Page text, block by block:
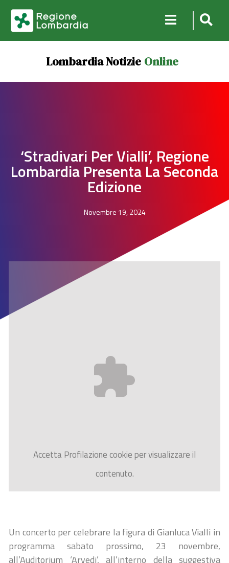
Lombardia Notizie Online
‘Stradivari Per Vialli’, Regione
Lombardia Presenta La Seconda
Edizione
Novembre 19, 2024
AccettaProfilazionecookie per visualizzare il
contenuto.
Un concerto per celebrare la figura di Gianluca Vialli in
programma sabato prossimo, 23 novembre,
all’Auditorium ‘Arvedi’, all’interno della suggestiva